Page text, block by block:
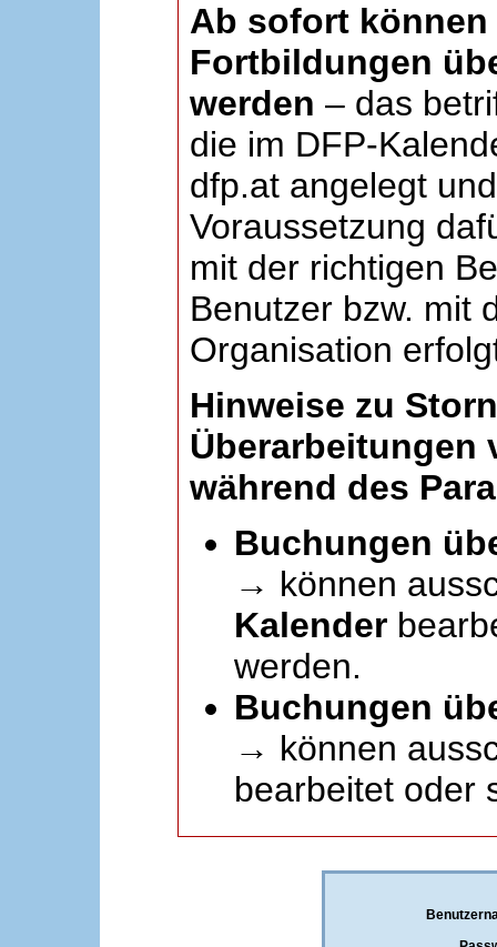
Ab sofort können
Fortbildungen
werden – das
die im DFP-
dfp.at angelegt
Voraussetzung
mit der richtigen
Benutzer bzw. mit
Organisation
Hinweise zu
Überarbeitungen
während des
Buchungen
→ können
Kalender
werden.
Buchungen
→ können
bearbeitet oder